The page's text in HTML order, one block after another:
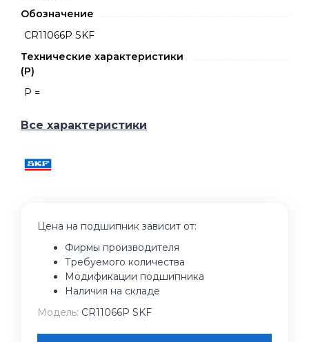
Обозначение
CR11066P SKF
Технические характеристики
(P)
P =
Все характеристики
Цена на подшипник зависит от:
Фирмы производителя
Требуемого количества
Модификации подшипника
Наличия на складе
Модель: CR11066P SKF